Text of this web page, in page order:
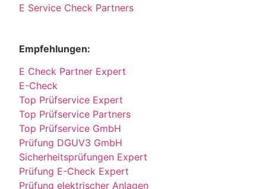
E Service Check Partners
Empfehlungen:
E Check Partner Expert
E-Check
Top Prüfservice Expert
Top Prüfservice Partners
Top Prüfservice GmbH
Prüfung DGUV3 GmbH
Sicherheitsprüfungen Expert
Prüfung E-Check Expert
Prüfung elektrischer Anlagen